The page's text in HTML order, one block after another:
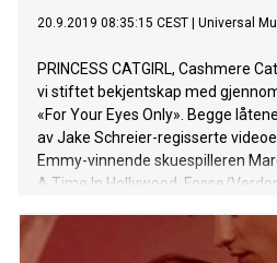
20.9.2019 08:35:15 CEST Universal
PRINCESS CATGIRL, Cashmere
vi stiftet bekjentskap med
«For Your Eyes Only». Begge
av Jake Schreier-regisserte
Emmy-vinnende skuespilleren
A Time In Hollywood, Fosse/
“EMOTIONS” video HER og “FOR
HER. Siden det kritikerroste